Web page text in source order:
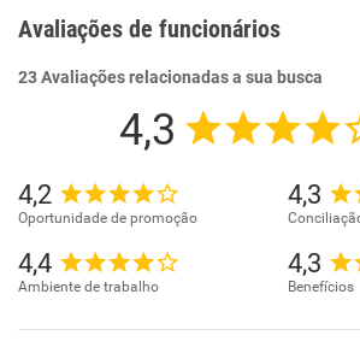
Avaliações de funcionários
23 Avaliações relacionadas a sua busca
4,3
4,2
Oportunidade de promoção
4,3
4,4
Ambiente de trabalho
4,3
Benefícios